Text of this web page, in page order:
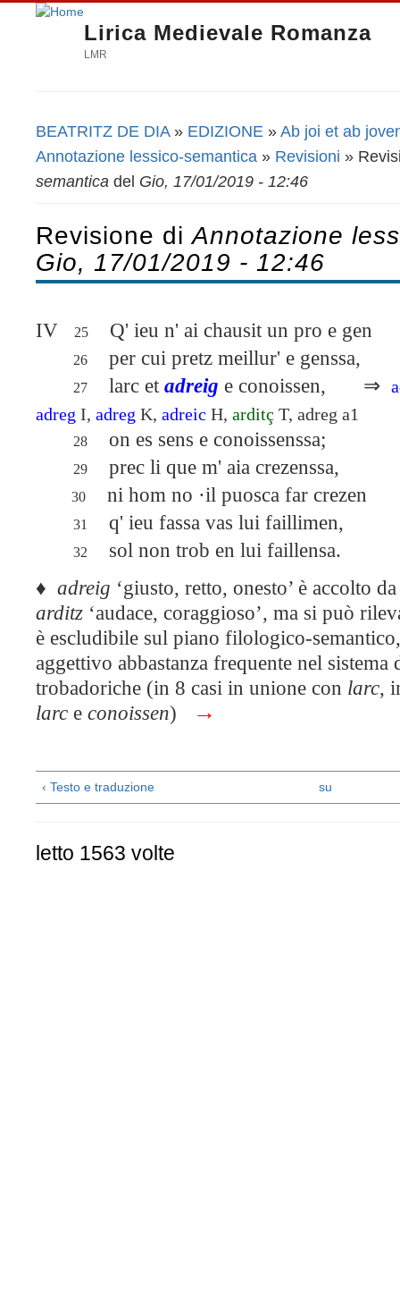
Lirica Medievale Romanza
LMR
Tu sei qui
BEATRITZ DE DIA» EDIZIONE » Ab joi et ab
Annotazione lessico-semantica » Revisioni »
semantica del Gio, 17/01/2019 - 12:46
Revisione diAnnotazione
Gio, 17/01/2019 - 12:46
IV 25 Q' ieu n' ai chausit un pro e gen
26 per cui pretz meillur' e genssa,
27 larc et adreig e conoissen, ⇒
adreg I, adreg K, adreic H, arditç T, adreg a1
28 on es sens e
29 prec li que m' aia crezenssa,
30 ni hom no ·il puosca far crezen
31 q' ieu fassa vas lui faillimen,
32
sol non trob en lui faillensa.
♦​ adreig ‘giusto, retto, onesto’ è accolto
arditz ‘audace, coraggioso’, ma si può
è escludibile sul piano filologico-
aggettivo abbastanza frequente nel sistema
trobadoriche (in 8 casi in unione con larc,
larc e conoissen) →
‹ Testo e traduzione su
letto 1563 volte